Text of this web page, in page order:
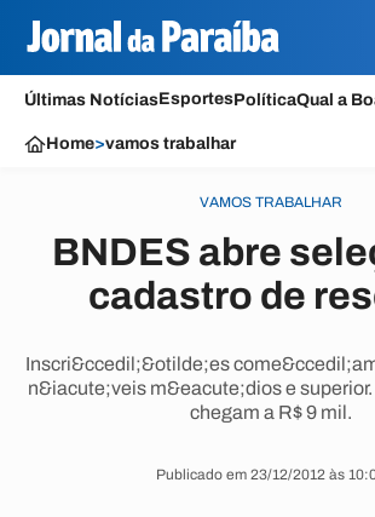
Últimas NotíciasEsportesPolíticaQual a
Home>vamos trabalhar
VAMOS TRABALHAR
BNDES abre
cadastro de
Inscri&ccedil;&otilde;es
n&iacute;veis m&eacute;dios e
chegam a R$ 9 mil.
Publicado em 23/12/2012 às